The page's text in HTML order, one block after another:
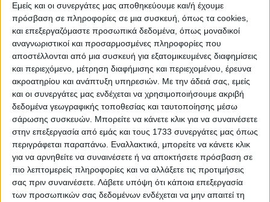
Εμείς και οι συνεργάτες μας αποθηκεύουμε και/ή έχουμε
πρόσβαση σε πληροφορίες σε μια συσκευή, όπως τα cookies,
και επεξεργαζόμαστε προσωπικά δεδομένα, όπως μοναδικοί
αναγνωριστικοί και προσαρμοσμένες πληροφορίες που
αποστέλλονται από μια συσκευή για εξατομικευμένες διαφημίσεις
και περιεχόμενο, μέτρηση διαφήμισης και περιεχομένου, έρευνα
ακροατηρίου και ανάπτυξη υπηρεσιών. Με την άδειά σας, εμείς
και οι συνεργάτες μας ενδέχεται να χρησιμοποιήσουμε ακριβή
δεδομένα γεωγραφικής τοποθεσίας και ταυτοποίησης μέσω
σάρωσης συσκευών. Μπορείτε να κάνετε κλικ για να συναινέσετε
στην επεξεργασία από εμάς και τους 1733 συνεργάτες μας όπως
περιγράφεται παραπάνω. Εναλλακτικά, μπορείτε να κάνετε κλικ
για να αρνηθείτε να συναινέσετε ή να αποκτήσετε πρόσβαση σε
πιο λεπτομερείς πληροφορίες και να αλλάξετε τις προτιμήσεις
σας πριν συναινέσετε. Λάβετε υπόψη ότι κάποια επεξεργασία
των προσωπικών σας δεδομένων ενδέχεται να μην απαιτεί τη